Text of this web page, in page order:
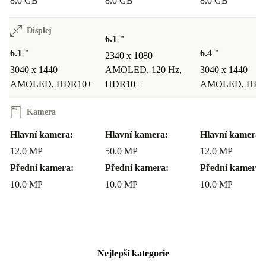
širokoúhlá. Právě jsi přišel z posilovny a cvičil horní
část těla, nebo chceš udělat selfie po vánočních svátcích?
Žádný problém, tato přední kamera zachytí všechno.
Více než jen dobrý
Zařízení je lepší než použité: úplně repasovný Samsung
Galaxy S10 totiž přichází s minimálně 12 měsíci záruky
a zdarma 30denní zkušební lhůtou. Galaxy S10 bez
smlouvy a SIM zámku? To je u nás standard!
Prism Blue, Canary Yellow, Prism Silver, Cardinal Red
Displej
6.1 "
3040 x 1440
AMOLED, HDR10+
6.1 "
2340 x 1080
AMOLED, 120 Hz,
HDR10+
6.4 "
3040 x 1440
AMOLED,
Kamera
Hlavní kamera:
12.0 MP
Přední kamera:
10.0 MP
Hlavní kamera:
50.0 MP
Přední kamera:
10.0 MP
Hlavní kamera:
12.0 MP
Přední kamera:
10.0 MP
Nejlepší kategorie